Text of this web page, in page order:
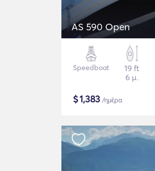
AS 590 Open
Speedboat
19 ft
6 μ.
$1,383 /ημέρα